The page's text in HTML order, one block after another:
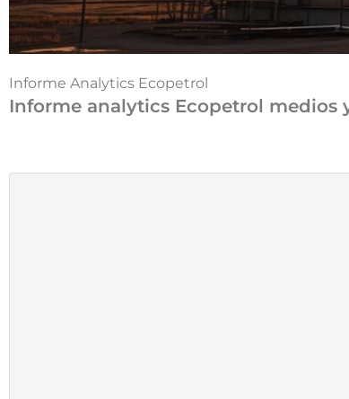
Informe Analytics Ecopetrol
Informe analytics Ecopetrol medios